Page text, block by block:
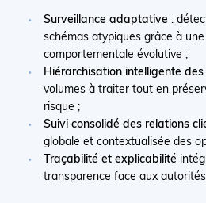
Surveillance adaptative :
schémas atypiques grâce à
comportementale évolutive ;
Hiérarchisation intelligente
volumes à traiter tout en
risque ;
Suivi consolidé des relations
globale et contextualisée des
Traçabilité et explicabilité
transparence face aux